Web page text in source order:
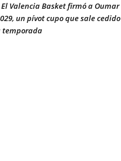
El Valencia Basket firmó a Oumar
un pívot cupo que sale cedido
temporada